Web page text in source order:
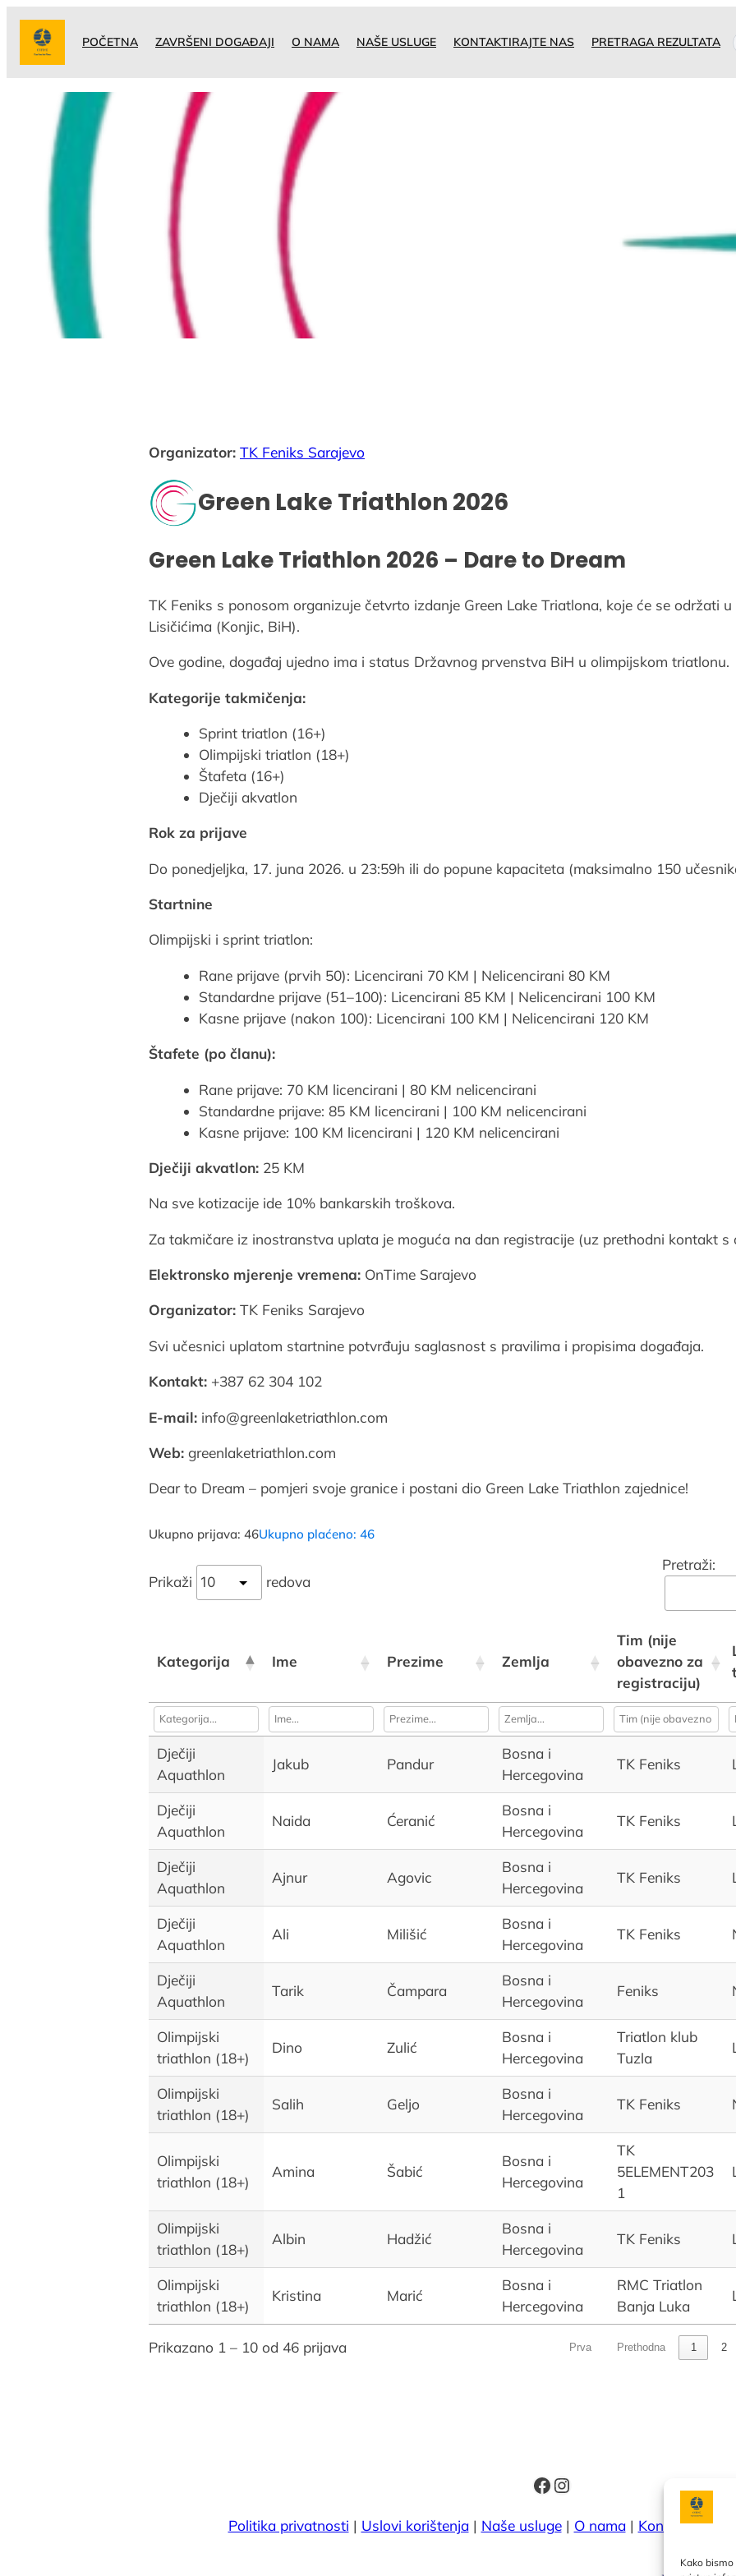
Kako
Idi
sadržaj
POČETNA ZAVRŠENI DOGAĐAJI O NAMA NAŠE USLUGE KONTAKTIRAJTE NAS PRETRAGA REZULTATA
Organizator: TK Feniks Sarajevo
Green Lake Triathlon 2026
Green Lake Triathlon 2026 – Dare to Dream
TK Feniks s ponosom organizuje četvrto izdanje Green Lake Triatlona, koje će se održati
Lisičićima (Konjic, BiH).
Ove godine, događaj ujedno ima i status Državnog prvenstva BiH u olimpijskom triatlonu.
Kategorije takmičenja:
Sprint triatlon (16+)
Olimpijski triatlon (18+)
Štafeta (16+)
Dječiji akvatlon
Rok za prijave
Do ponedjeljka, 17. juna 2026. u 23:59h ili do popune kapaciteta (maksimalno 150
Startnine
Olimpijski i sprint triatlon:
Rane prijave (prvih 50): Licencirani 70 KM | Nelicencirani 80 KM
Standardne prijave (51–100): Licencirani 85 KM | Nelicencirani 100 KM
Kasne prijave (nakon 100): Licencirani 100 KM | Nelicencirani 120 KM
Štafete (po članu):
Rane prijave: 70 KM licencirani | 80 KM nelicencirani
Standardne prijave: 85 KM licencirani | 100 KM nelicencirani
Kasne prijave: 100 KM licencirani | 120 KM nelicencirani
Dječiji akvatlon: 25 KM
Na sve kotizacije ide 10% bankarskih troškova.
Za takmičare iz inostranstva uplata je moguća na dan registracije (uz prethodni kontakt s
Elektronsko mjerenje vremena: OnTime Sarajevo
Organizator: TK Feniks Sarajevo
Svi učesnici uplatom startnine potvrđuju saglasnost s pravilima i propisima događaja.
Kontakt: +387 62 304 102
E-mail: info@greenlaketriathlon.com
Web: greenlaketriathlon.com
Dear to Dream – pomjeri svoje granice i postani dio Green Lake Triathlon zajednice!
Ukupno prijava: 46Ukupno plaćeno: 46
Prikaži redova
Pretraži:
Kategorija Ime Prezime Zemlja
Tim (nije
obavezno za
registraciju)
Dječiji
Aquathlon
Jakub Pandur
Bosna i
Hercegovina
TK Feniks
Dječiji
Aquathlon
Naida Ćeranić
Bosna i
Hercegovina
TK Feniks
Dječiji
Aquathlon
Ajnur Agovic
Bosna i
Hercegovina
TK Feniks
Dječiji
Aquathlon
Ali Milišić
Bosna i
Hercegovina
TK Feniks
Dječiji
Aquathlon
Tarik Čampara
Bosna i
Hercegovina
Feniks
Olimpijski
triathlon (18+)
Dino Zulić
Bosna i
Hercegovina
Triatlon klub
Tuzla
Olimpijski
triathlon (18+)
Salih Geljo
Bosna i
Hercegovina
TK Feniks
Olimpijski
triathlon (18+)
Amina Šabić
Bosna i
Hercegovina
TK
5ELEMENT203
1
Olimpijski
triathlon (18+)
Albin Hadžić
Bosna i
Hercegovina
TK Feniks
Olimpijski
triathlon (18+)
Kristina Marić
Bosna i
Hercegovina
RMC Triatlon
Banja Luka
Prikazano 1 – 10 od 46 prijava Prva Prethodna 1 2
Facebook
Instagram
Politika privatnosti | Uslovi korištenja| Naše usluge| O nama| Kontakt|